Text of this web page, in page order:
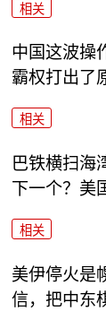
相关
中国这波操
霸权打出了
相关
巴铁横扫海
下一个？美
相关
美伊停火是
信，把中东